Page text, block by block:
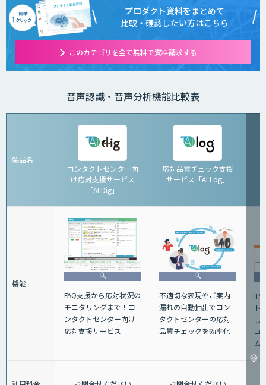
プロダクト資料をまとめて
比較・確認したい方はこちら
このカテゴリを全て無料で資料請求する
音声認識・音声分析機能比較表
製品名
コンタクトセンター向
け応対支援サービス
「AI Dig」
応対品質チェック支援
サービス「AI Log」
機能
FAQ支援から応対状況の
モニタリングまで！コ
ンタクトセンター向け
応対支援サービス
不適切な表現やご案内
漏れの自動抽出でコン
タクトセンターの応対
品質チェックを効率化
IP-
ト
し
コ
ム